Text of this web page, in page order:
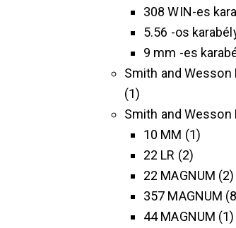
308 WIN-es
5.56 -os
9 mm -es
Smith and
1
Smith and Wesson
10 MM 1
22 LR 2
22 MAGNUM 2
357 MAGNUM
44 MAGNUM 1